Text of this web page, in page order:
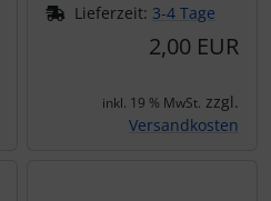
Lieferzeit: 3-4 Tage
2,00 EUR
inkl. 19 % MwSt. zzgl.
Versandkosten